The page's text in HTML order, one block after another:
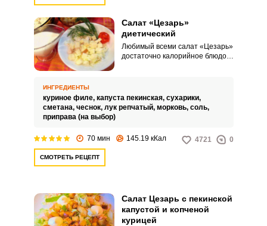
Салат «Цезарь»
диетический
Любимый всеми салат «Цезарь»
достаточно калорийное блюдо.
используются сухарики из
отрубного или цельнозернового
хлеба, сыр с низким
заправки.
ИНГРЕДИЕНТЫ
куриное филе, капуста пекинская, сухарики,
сметана, чеснок, лук репчатый, морковь, соль,
приправа (на выбор)
70 мин 145.19 кКал 4721 0
СМОТРЕТЬ РЕЦЕПТ
Салат Цезарь с пекинской
капустой и копченой
курицей